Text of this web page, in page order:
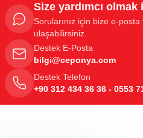
Size yardımcı olmak
Sorularınız için bize e-
ulaşabilirsiniz.
Destek E-Posta
bilgi@ceponya.com
Destek Telefon
+90 312 434 36 36 - 0553